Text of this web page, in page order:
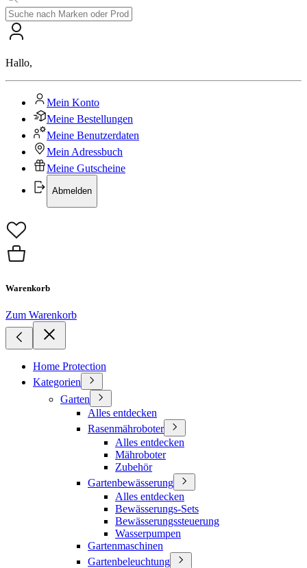
Hallo,
Mein Konto
Meine Bestellungen
Meine Benutzerdaten
Mein Adressbuch
Meine Gutscheine
Abmelden
Warenkorb
Zum Warenkorb
Home Protection
Kategorien
Garten
Alles entdecken
Rasenmähroboter
Alles entdecken
Mähroboter
Zubehör
Gartenbewässerung
Alles entdecken
Bewässerungs-Sets
Bewässerungssteuerung
Wasserpumpen
Gartenmaschinen
Gartenbeleuchtung